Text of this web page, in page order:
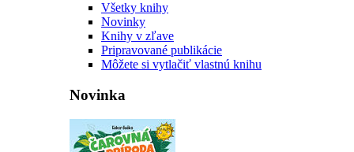
Všetky knihy
Novinky
Knihy v zľave
Pripravované publikácie
Môžete si vytlačiť vlastnú knihu
Novinka